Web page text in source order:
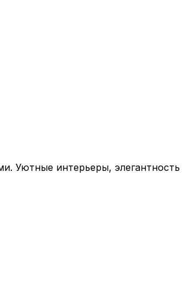
Уютные интерьеры, элегантность